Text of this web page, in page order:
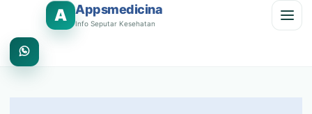
A Appsmedicina
Info Seputar Kesehatan